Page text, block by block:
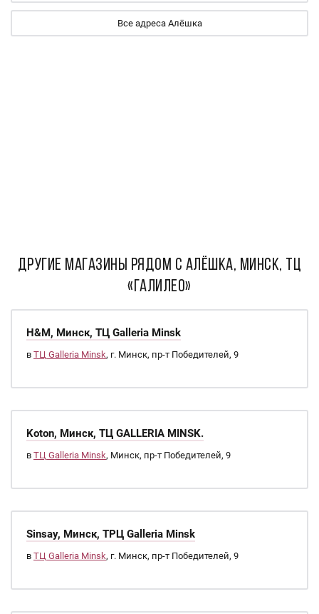
Все адреса Алёшка
ДРУГИЕ МАГАЗИНЫ РЯДОМ С Алёшка, Минск, ТЦ
«Галилео»
H&M, Минск, ТЦ Galleria Minsk
в ТЦ Galleria Minsk, г. Минск, пр-т Победителей, 9
Koton, Минск, ТЦ GALLERIA MINSK.
в ТЦ Galleria Minsk, Минск, пр-т Победителей, 9
Sinsay, Минск, ТРЦ Galleria Minsk
в ТЦ Galleria Minsk, г. Минск, пр-т Победителей, 9